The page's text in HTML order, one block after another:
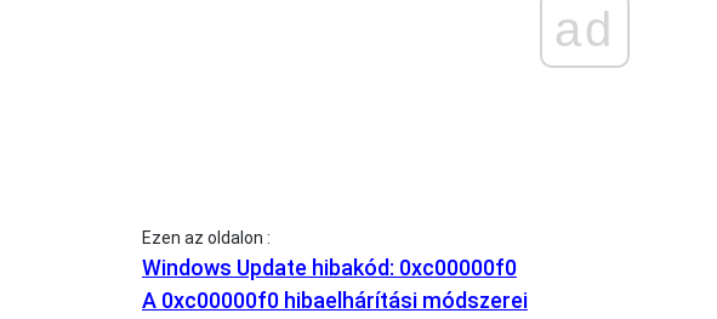
ad
Ezen az oldalon :
Windows Update hibakód: 0xc00000f0
A 0xc00000f0 hibaelhárítási módszerei